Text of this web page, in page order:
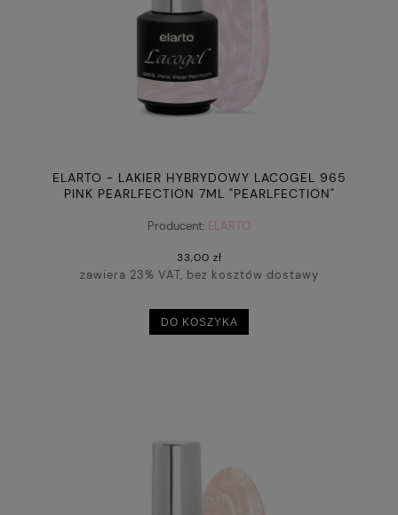
ELARTO - LAKIER HYBRYDOWY LACOGEL 965
PINK PEARLFECTION 7ML "PEARLFECTION"
Producent: ELARTO
33,00 zł
zawiera 23% VAT, bez kosztów dostawy
DO KOSZYKA